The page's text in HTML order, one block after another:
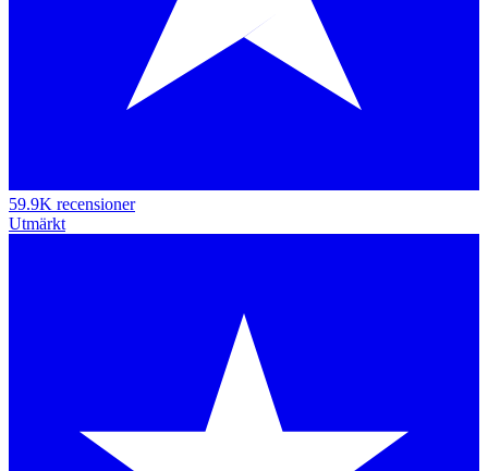
59.9K recensioner
Utmärkt